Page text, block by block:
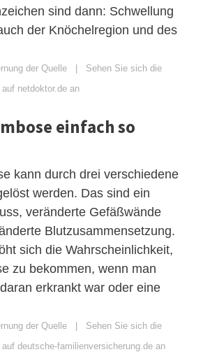
sind dann: Schwellung
der Knöchelregion und des
der Quelle | Sehen Sie sich die
netdoktor.de an
einfach so
kann durch drei verschiedene
werden. Das sind ein
veränderte Gefäßwände
Blutzusammensetzung.
sich die Wahrscheinlichkeit,
zu bekommen, wenn man
erkrankt war oder eine
der Quelle | Sehen Sie sich die
deutsche-familienversicherung.de an